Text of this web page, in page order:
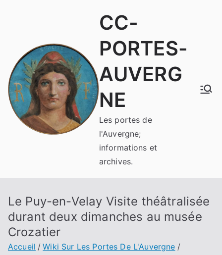
CC-
PORTES-
AUVERG
NE
Les portes de
l'Auvergne;
informations et
archives.
Le Puy-en-Velay Visite théâtralisée
durant deux dimanches au musée
Crozatier
Accueil
Wiki Sur Les Portes De L'Auvergne